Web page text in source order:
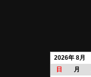
2026年 8月
日
月